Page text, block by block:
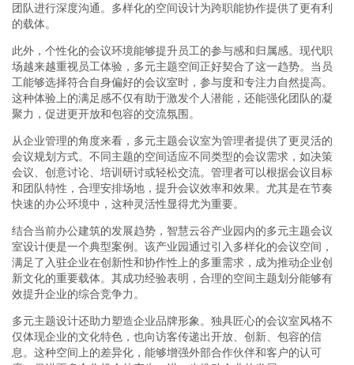
团队进行深度沟通。多样化的空间设计为跨职能协作提供了更有利
的载体。
此外，个性化的会议环境能够提升员工的参与感和归属感。现代职
场越来越重视员工体验，多元主题空间正好契合了这一趋势。当员
工能够选择符合自身偏好的会议室时，参与度和专注力自然提高。
这种体验上的满足感不仅有助于激发个人潜能，还能强化团队的凝
聚力，促进更开放和包容的交流氛围。
从企业管理的角度来看，多元主题会议室为管理者提供了更灵活的
会议规划方式。不同主题的空间适应不同类型的会议需求，如决策
会议、创意讨论、培训研讨或轻松交流。管理者可以根据会议目标
和团队特性，合理安排场地，提升会议效率和效果。尤其是在节奏
快速的办公环境中，这种灵活性显得尤为重要。
结合当前办公建筑的发展趋势，智慧云谷产业园内的多元主题会议
室设计便是一个典型案例。该产业园通过引入多样化的会议空间，
满足了入驻企业在创新性和协作性上的多重需求，成为推动企业创
新文化的重要载体。其成功经验表明，合理的空间主题划分能够有
效提升企业的综合竞争力。
多元主题设计还助力塑造企业品牌形象。独具匠心的会议室风格不
仅体现企业的文化特色，也向访客传递出开放、创新、包容的信
息。这种空间上的差异化，能够增强外部合作伙伴和客户的认可